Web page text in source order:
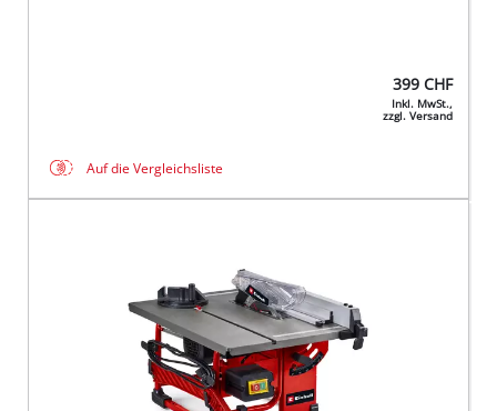
399 CHF
Inkl. MwSt.,
zzgl. Versand
Auf die Vergleichsliste